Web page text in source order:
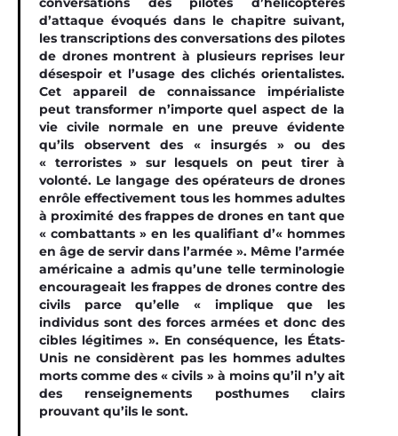
d’attaque évoqués dans le chapitre suivant,
les transcriptions des conversations des pilotes
de drones montrent à plusieurs reprises leur
désespoir et l’usage des clichés orientalistes.
Cet appareil de connaissance impérialiste
peut transformer n’importe quel aspect de la
vie civile normale en une preuve évidente
qu’ils observent des « insurgés » ou des
« terroristes » sur lesquels on peut tirer à
volonté. Le langage des opérateurs de drones
enrôle effectivement tous les hommes adultes
à proximité des frappes de drones en tant que
« combattants » en les qualifiant d’« hommes
en âge de servir dans l’armée ». Même l’armée
américaine a admis qu’une telle terminologie
encourageait les frappes de drones contre des
civils parce qu’elle « implique que les
individus sont des forces armées et donc des
cibles légitimes ». En conséquence, les États-
Unis ne considèrent pas les hommes adultes
morts comme des « civils » à moins qu’il n’y ait
des renseignements posthumes clairs
prouvant qu’ils le sont.